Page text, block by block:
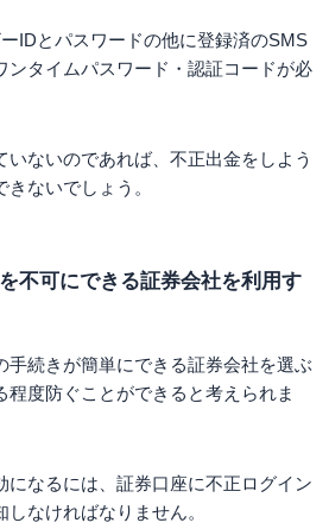
IDとパスワードの他に登録済のSMS
ンタイムパスワード・認証コードが必
いないのであれば、不正出金をしよう
ないでしょう。
不可にできる証券会社を利用す
手続きが簡単にできる証券会社を選ぶ
程度防ぐことができると考えられま
になるには、証券口座に不正ログイン
なければなりません。